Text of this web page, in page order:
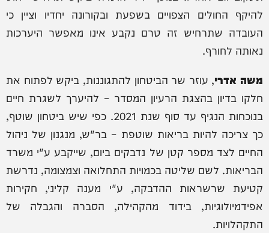
להיקף החולים הצפויים בשפעת ובקורונה יחדיו וציין כי
העובדה שתרחיש זה טרם נקבע אינו מאפשר היערכות
נאותה לחורף.
משה אדרי, עוזר שר הביטחון להתגוננות, ביקש לפתוח את
חלקו בדיון בהצגת הרעיון המסדר – להיערך לשגרת חיים
בנוכחות הנגיף עד סוף שנת 2021. כפי שיש ביטחון שוטף,
כך צריכה להיות בריאות שוטפת – בר"ש, מנגנון של ניהול
החיים לצד מספר קטן של נדבקים ביום, שייקבע ע"י משרד
הבריאות. לשם שליטה בכמויות התחלואה וצמצומה, נדרשת
קטיעת שרשראות ההדבקה, ע"י מענה קליני, חקירות
אפידמיולוגיות, בידוד מהקהילה, הסברה והגבלה של
התקהלויות.